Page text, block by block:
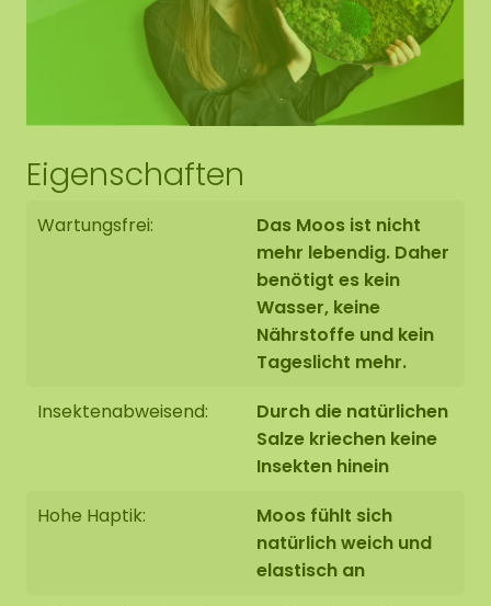
Eigenschaften
Wartungsfrei:
Das Moos ist nicht
mehr lebendig. Daher
benötigt es kein
Wasser, keine
Nährstoffe und kein
Tageslicht mehr.
Insektenabweisend:
Durch die natürlichen
Salze kriechen keine
Insekten hinein
Hohe Haptik:
Moos fühlt sich
natürlich weich und
elastisch an